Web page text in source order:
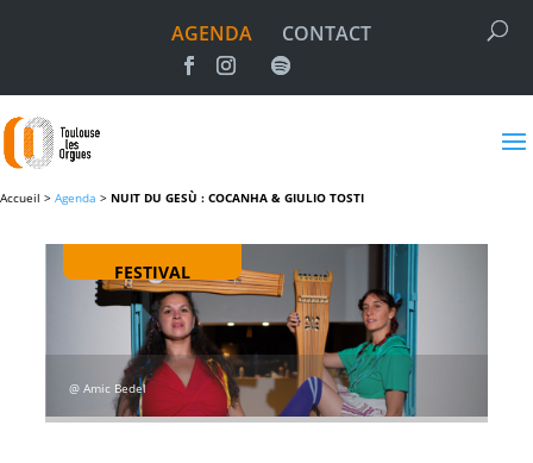
AGENDA CONTACT
Accueil > Agenda > NUIT DU GESÙ : COCANHA & GIULIO TOSTI
FESTIVAL
@ Amic Bedel